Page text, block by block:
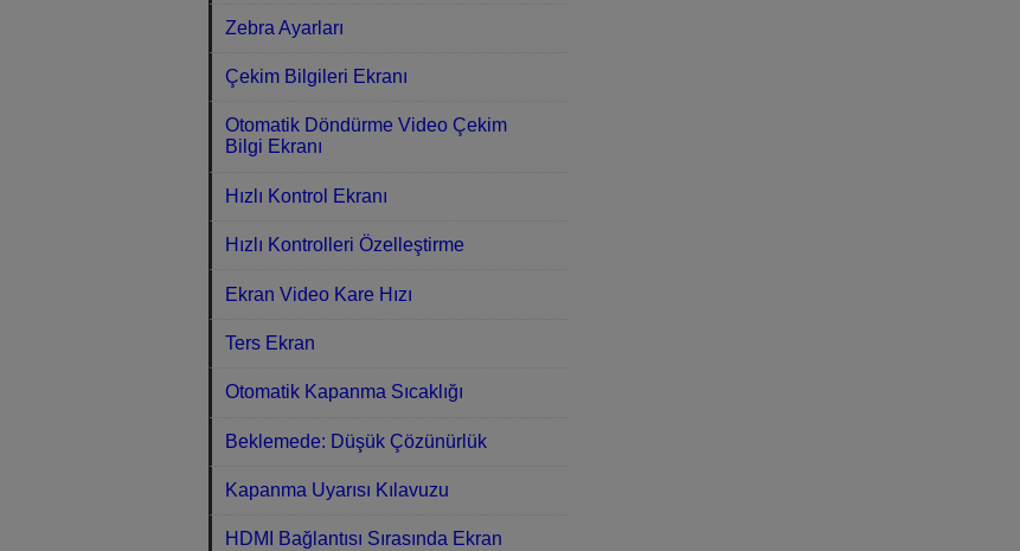
Zebra Ayarları
Çekim Bilgileri Ekranı
Otomatik Döndürme Video Çekim
Bilgi Ekranı
Hızlı Kontrol Ekranı
Hızlı Kontrolleri Özelleştirme
Ekran Video Kare Hızı
Ters Ekran
Otomatik Kapanma Sıcaklığı
Beklemede: Düşük Çözünürlük
Kapanma Uyarısı Kılavuzu
HDMI Bağlantısı Sırasında Ekran